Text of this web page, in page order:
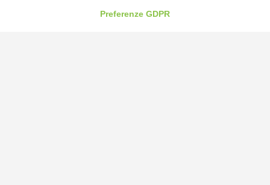
Preferenze GDPR